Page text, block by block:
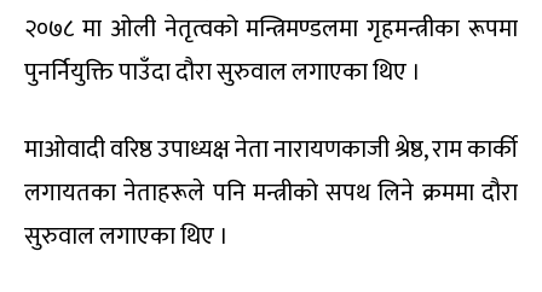
२०७८ मा ओली नेतृत्वको मन्त्रिमण्डलमा गृहमन्त्रीका रूपमा
पुनर्नियुक्ति पाउँदा दौरा सुरुवाल लगाएका थिए ।
माओवादी वरिष्ठ उपाध्यक्ष नेता नारायणकाजी श्रेष्ठ, राम कार्की
लगायतका नेताहरूले पनि मन्त्रीको सपथ लिने क्रममा दौरा
सुरुवाल लगाएका थिए ।